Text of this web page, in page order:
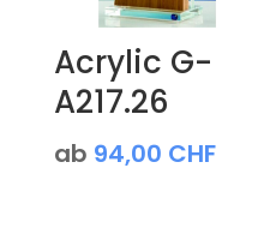
Acrylic G-
A217.26
ab 94,00 CHF